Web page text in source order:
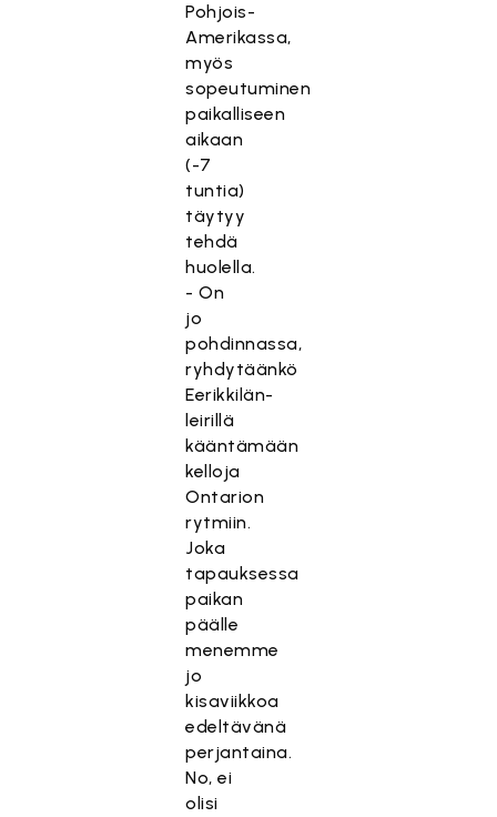
Pohjois-
Amerikassa,
myös
sopeutuminen
paikalliseen
aikaan
(-7
tuntia)
täytyy
tehdä
huolella.
- On
jo
pohdinnassa,
ryhdytäänkö
Eerikkilän-
leirillä
kääntämään
kelloja
Ontarion
rytmiin.
Joka
tapauksessa
paikan
päälle
menemme
jo
kisaviikkoa
edeltävänä
perjantaina.
No, ei
olisi